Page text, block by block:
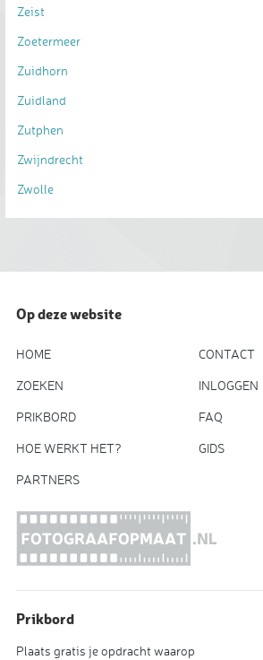
Zeist
Zoetermeer
Zuidhorn
Zuidland
Zutphen
Zwijndrecht
Zwolle
Op deze website
HOME CONTACT
ZOEKEN INLOGGEN
PRIKBORD FAQ
HOE WERKT HET? GIDS
PARTNERS
Prikbord
Plaats gratis je opdracht waarop